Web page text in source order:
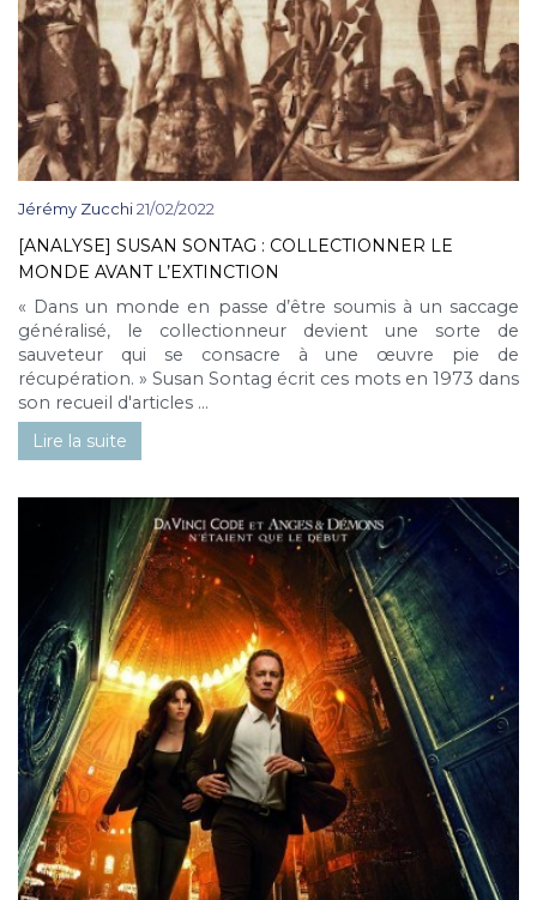
Jérémy Zucchi21/02/2022
[ANALYSE] SUSAN SONTAG : COLLECTIONNER LE
MONDE AVANT L’EXTINCTION
« Dans un monde en passe d’être soumis à un saccage
généralisé, le collectionneur devient une sorte de
sauveteur qui se consacre à une œuvre pie de
récupération. » Susan Sontag écrit ces mots en 1973 dans
son recueil d'articles ...
Lire la suite